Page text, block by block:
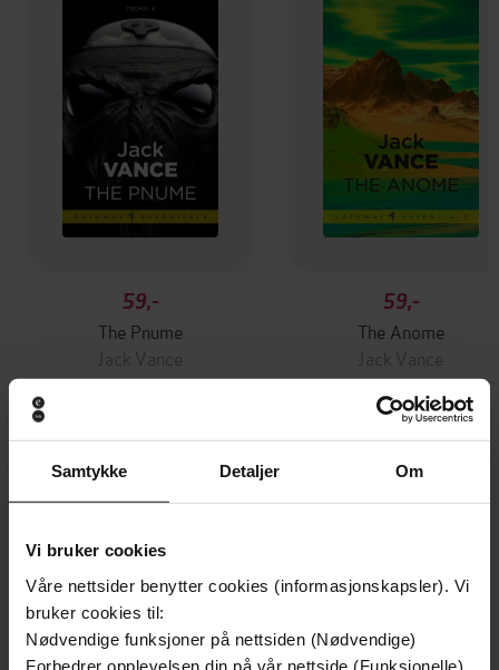
Samtykke Detaljer Om
Vi bruker cookies
Våre nettsider benytter cookies (informasjonskapsler). Vi
bruker cookies til:
Nødvendige funksjoner på nettsiden (Nødvendige)
Forbedrer opplevelsen din på vår nettside (Funksjonelle)
59,-
The Pnume
Jack Vance
EBOK
59,-
The Anome
Jack Vance
EBOK
Andre har også kjøpt
Vinner av Rivertonprisen
Første gang på tilbud